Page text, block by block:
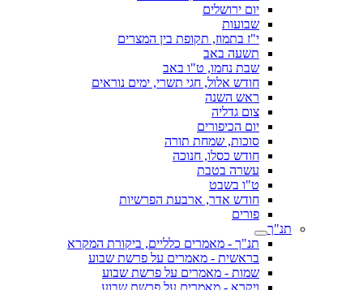
יום ירושלים
שבועות
י"ז בתמוז, תקופת בין המצרים
תשעה באב
שבת נחמו, ט"ו באב
חודש אלול, חגי תשרי, ימים נוראים
ראש השנה
צום גדליה
יום הכיפורים
סוכות, שמחת תורה
חודש כסלו, חנוכה
עשרה בטבת
ט"ו בשבט
חודש אדר, ארבעת הפרשיות
פורים
תנ"ך
תנ"ך - מאמרים כלליים, ביקורת המקרא
בראשית - מאמרים על פרשת שבוע
שמות - מאמרים על פרשת שבוע
ויקרא - מאמרים על פרשת שבוע